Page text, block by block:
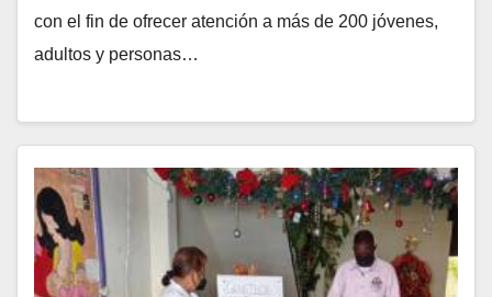
con el fin de ofrecer atención a más de 200 jóvenes,
adultos y personas…